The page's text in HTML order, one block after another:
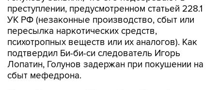
преступлении, предусмотренном статьей 228.1
УК РФ (незаконные производство, сбыт или
пересылка наркотических средств,
психотропных веществ или их аналогов). Как
подтвердил Би-би-си следователь Игорь
Лопатин, Голунов задержан при покушении на
сбыт мефедрона.